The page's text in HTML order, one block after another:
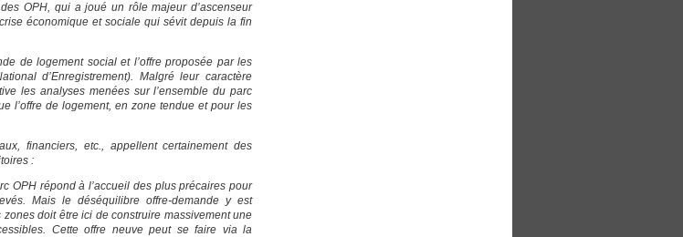
OPH, qui a joué un rôle majeur d’ascenseur
économique et sociale qui sévit depuis la fin
de logement social et l’offre proposée par les
d’Enregistrement). Malgré leur caractère
les analyses menées sur l’ensemble du parc
l’offre de logement, en zone tendue et pour les
financiers, etc., appellent certainement des
:
OPH répond à l’accueil des plus précaires pour
Mais le déséquilibre offre-demande y est
doit être ici de construire massivement une
Cette offre neuve peut se faire via la